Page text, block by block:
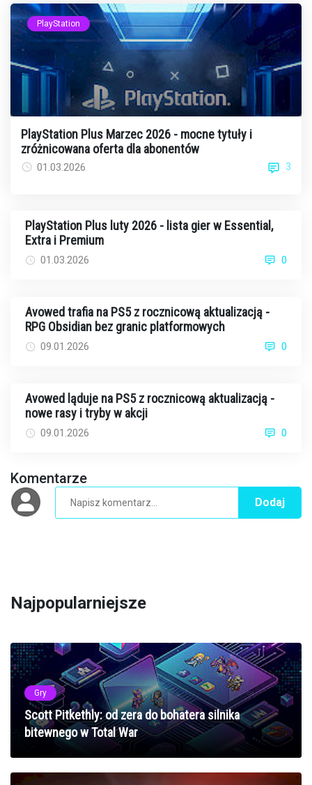
PlayStation
PlayStation Plus Marzec 2026 - mocne tytuły i
zróżnicowana oferta dla abonentów
01.03.2026 3
PlayStation Plus luty 2026 - lista gier w Essential,
Extra i Premium
01.03.2026 0
Avowed trafia na PS5 z rocznicową aktualizacją -
RPG Obsidian bez granic platformowych
09.01.2026 0
Avowed ląduje na PS5 z rocznicową aktualizacją -
nowe rasy i tryby w akcji
09.01.2026 0
Komentarze
Dodaj
Najpopularniejsze
Gry
Scott Pitkethly: od zera do bohatera silnika
bitewnego w Total War